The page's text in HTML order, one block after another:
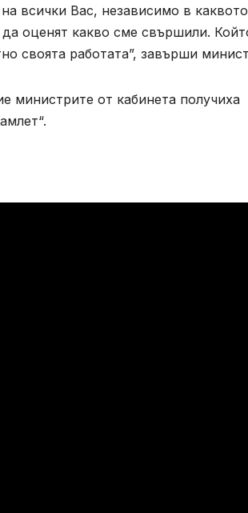
всички Вас, независимо в
оценят какво сме свършили.
своята работата”, завърши
министрите от кабинета